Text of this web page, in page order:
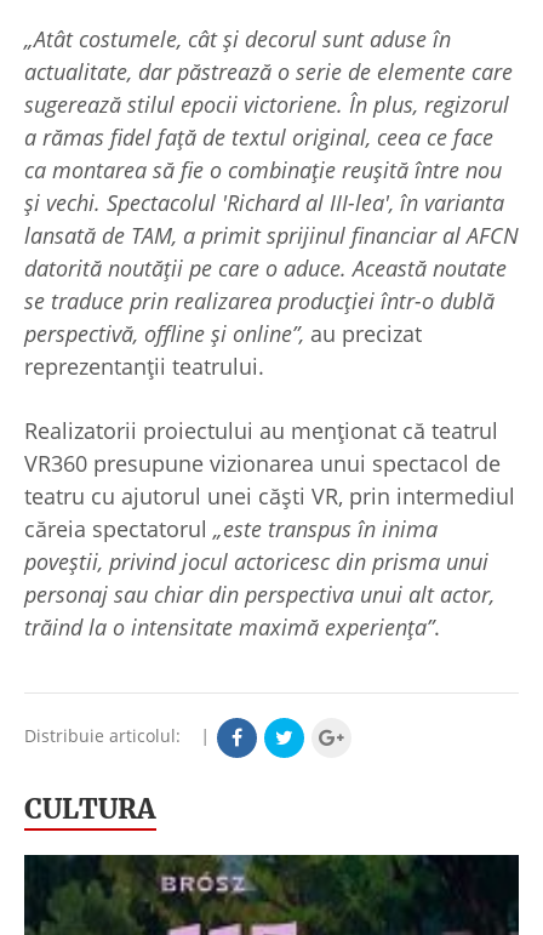
„Atât costumele, cât şi decorul sunt aduse în
actualitate, dar păstrează o serie de elemente care
sugerează stilul epocii victoriene. În plus, regizorul
a rămas fidel faţă de textul original, ceea ce face
ca montarea să fie o combinaţie reuşită între nou
şi vechi. Spectacolul 'Richard al III-lea', în varianta
lansată de TAM, a primit sprijinul financiar al AFCN
datorită noutăţii pe care o aduce. Această noutate
se traduce prin realizarea producţiei într-o dublă
perspectivă, offline şi online”, au precizat
reprezentanţii teatrului.
Realizatorii proiectului au menţionat că teatrul
VR360 presupune vizionarea unui spectacol de
teatru cu ajutorul unei căşti VR, prin intermediul
căreia spectatorul „este transpus în inima
poveştii, privind jocul actoricesc din prisma unui
personaj sau chiar din perspectiva unui alt actor,
trăind la o intensitate maximă experienţa”.
Distribuie articolul: |
CULTURA